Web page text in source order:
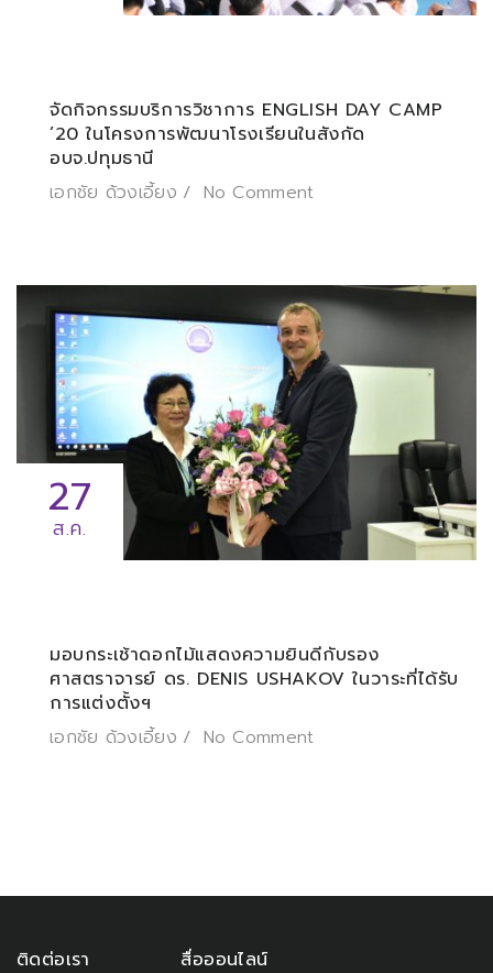
จัดกิจกรรมบริการวิชาการ ENGLISH DAY CAMP
’20 ในโครงการพัฒนาโรงเรียนในสังกัด
อบจ.ปทุมธานี
เอกชัย ด้วงเอี้ยง
No Comment
27
ส.ค.
มอบกระเช้าดอกไม้แสดงความยินดีกับรอง
ศาสตราจารย์ ดร. DENIS USHAKOV ในวาระที่ได้รับ
การแต่งตั้งฯ
เอกชัย ด้วงเอี้ยง
No Comment
ติดต่อเรา สื่อออนไลน์